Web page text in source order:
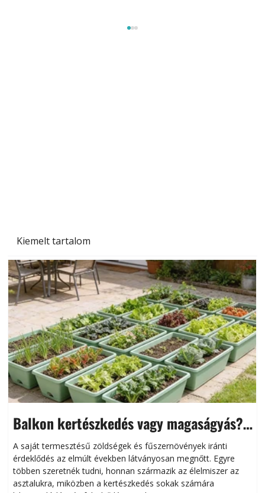
Kiemelt tartalom
Balkon kertészkedés vagy magaságyás?
Helytakarékos kertészkedés
A saját termesztésű zöldségek és fűszernövények iránti
érdeklődés az elmúlt években látványosan megnőtt. Egyre
többen szeretnék tudni, honnan származik az élelmiszer az
asztalukra, miközben a kertészkedés sokak számára